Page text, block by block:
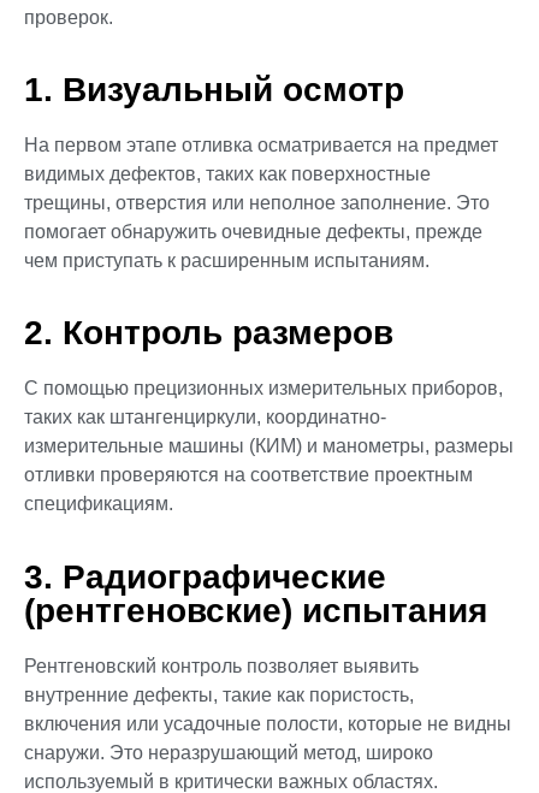
проверок.
1. Визуальный осмотр
На первом этапе отливка осматривается на предмет
видимых дефектов, таких как поверхностные
трещины, отверстия или неполное заполнение. Это
помогает обнаружить очевидные дефекты, прежде
чем приступать к расширенным испытаниям.
2. Контроль размеров
С помощью прецизионных измерительных приборов,
таких как штангенциркули, координатно-
измерительные машины (КИМ) и манометры, размеры
отливки проверяются на соответствие проектным
спецификациям.
3. Радиографические
(рентгеновские) испытания
Рентгеновский контроль позволяет выявить
внутренние дефекты, такие как пористость,
включения или усадочные полости, которые не видны
снаружи. Это неразрушающий метод, широко
используемый в критически важных областях.